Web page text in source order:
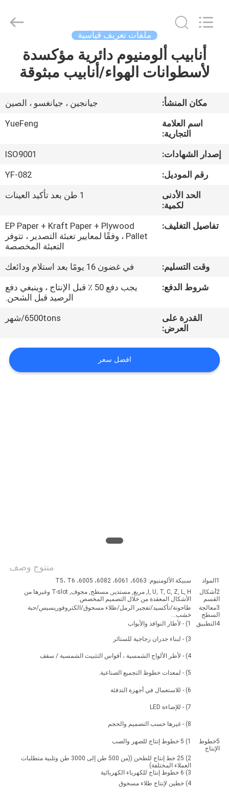
المنزل
حولنا
جولة
المصنع
مراقبة
اتصل
أخبار
اطلب
عرض
ملفات تعريف قياسية
أنابيب ألومنيوم دائرية مؤكسدة
لأسطوانات الهواء/أنابيب مبثوقة
مكان المنشأ:
جيانجين ، جيانغسو ، الصين
اسم العلامة
التجارية:
YueFeng
إصدار الشهادات:
ISO9001
رقم الموديل:
YF-082
الحد الأدنى
لكمية:
1 طن بعد تأكيد العينات
تفاصيل التغليف:
EP Paper + Kraft Paper + Plywood
Pallet ، وفقًا لمعايير تعبئة التصدير ، تتوفر
التعبئة المخصصة
وقت التسليم:
في غضون 16 يومًا بعد استلام ودائعك
شروط الدفع:
يجب دفع 50 ٪ قبل الإنتاج ، وينبغي دفع
الرصيد قبل الشحن.
القدرة على
العرض:
6500tons/شهر
افضل سعر
منتوج وصف
1المواد
سبيكة الألومنيوم: 6063، 6061، 6082، 6005، T5، T6
2أشكال
القسم
I, U, T, C, Z, L, H, مربع, مستدير, مسطح, مجوف, T-slot وغيرها من
الأشكال المعقدة من خلال التصميم المخصص.
3معالجة
السطح
طاحونة/تأكسيد/تفجير الرمل/طلاء مسحوق/الكتروفوريسيس/حبة
خشب...
4التطبيق
1) - لأطار النوافذ والأبواب
3) - لبناء جدران زجاجية للستائر
4) - لأطر الألواح الشمسية ، أقواس التثبيت الشمسية / سقف
5) - لمعدات خطوط التجميع الصناعية.
6) - للاستعمال في أجهزة التدفئة
7) - للإضاءة LED
8) - غيرها حسب التصميم والحجم
5خطوط
الإنتاج
1) 5 خطوط إنتاج للصهر والصب
2) 25 خط إنتاج للطحن ((من 500 طن إلى 3000 طن وتلبية متطلبات
العملاء المختلفة)
3) 6 خطوط إنتاج للكهرباء الكهربائية
4) خطين لإنتاج طلاء مسحوق